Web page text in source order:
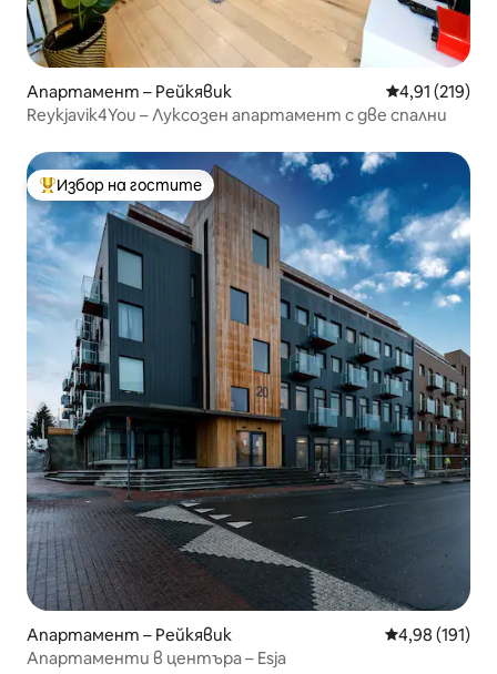
Апартамент – Рейкявик Средна
4,91 (219)
Reykjavik4You – Луксозен апартамент с две спални
Най-популярен избор на гостите
Избор на гостите
Апартамент – Рейкявик Средна
4,98 (191)
Апартаменти в центъра – Esja